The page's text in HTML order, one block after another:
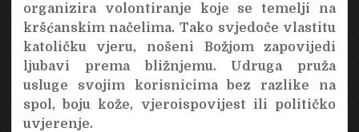
organizira volontiranje koje se temelji na
kršćanskim načelima. Tako svjedoče vlastitu
katoličku vjeru, nošeni Božjom zapovijedi
ljubavi prema bližnjemu. Udruga pruža
usluge svojim korisnicima bez razlike na
spol, boju kože, vjeroispovijest ili političko
uvjerenje.